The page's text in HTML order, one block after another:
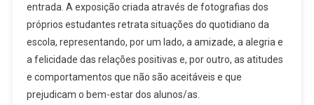
entrada. A exposição criada através de fotografias dos
próprios estudantes retrata situações do quotidiano da
escola, representando, por um lado, a amizade, a alegria e
a felicidade das relações positivas e, por outro, as atitudes
e comportamentos que não são aceitáveis e que
prejudicam o bem-estar dos alunos/as.